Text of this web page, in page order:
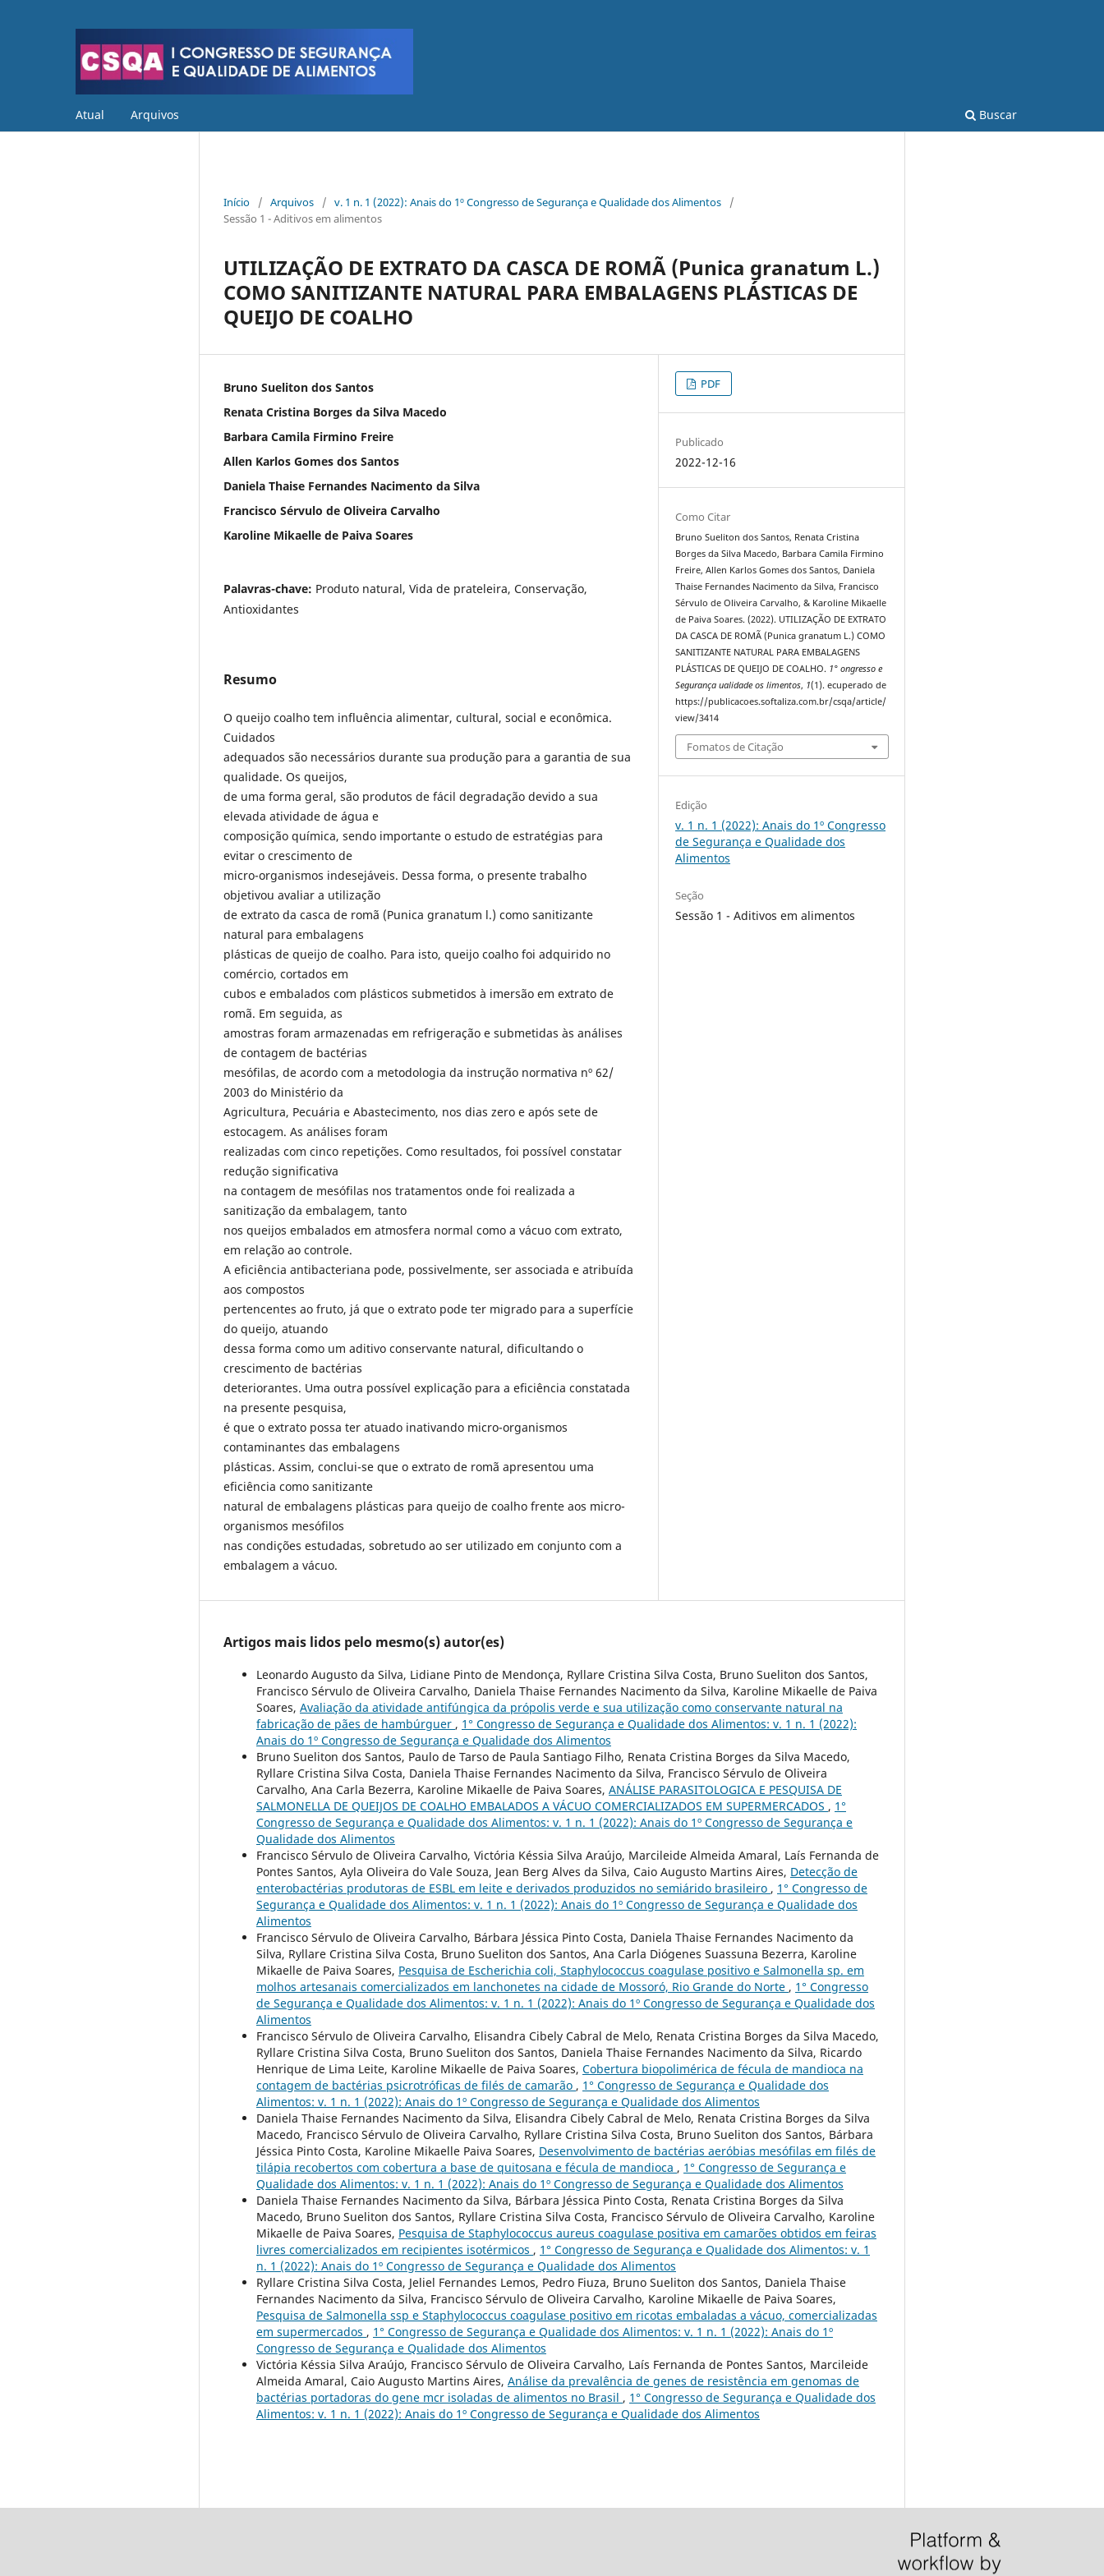
Atual Arquivos Buscar
Início / Arquivos / v. 1 n. 1 (2022): Anais do 1º Congresso de Segurança e Qualidade dos Alimentos
/
Sessão 1 - Aditivos em alimentos
UTILIZAÇÃO DE EXTRATO DA CASCA DE ROMÃ (Punica granatum L.)
COMO SANITIZANTE NATURAL PARA EMBALAGENS PLÁSTICAS DE
QUEIJO DE COALHO
Bruno Sueliton dos Santos
Renata Cristina Borges da Silva Macedo
Barbara Camila Firmino Freire
Allen Karlos Gomes dos Santos
Daniela Thaise Fernandes Nacimento da Silva
Francisco Sérvulo de Oliveira Carvalho
Karoline Mikaelle de Paiva Soares
Palavras-chave: Produto natural, Vida de prateleira, Conservação,
Antioxidantes
Resumo
O queijo coalho tem influência alimentar, cultural, social e econômica.
Cuidados
adequados são necessários durante sua produção para a garantia de sua
qualidade. Os queijos,
de uma forma geral, são produtos de fácil degradação devido a sua
elevada atividade de água e
composição química, sendo importante o estudo de estratégias para
evitar o crescimento de
micro-organismos indesejáveis. Dessa forma, o presente trabalho
objetivou avaliar a utilização
de extrato da casca de romã (Punica granatum l.) como sanitizante
natural para embalagens
plásticas de queijo de coalho. Para isto, queijo coalho foi adquirido no
comércio, cortados em
cubos e embalados com plásticos submetidos à imersão em extrato de
romã. Em seguida, as
amostras foram armazenadas em refrigeração e submetidas às análises
de contagem de bactérias
mesófilas, de acordo com a metodologia da instrução normativa nº 62/
2003 do Ministério da
Agricultura, Pecuária e Abastecimento, nos dias zero e após sete de
estocagem. As análises foram
realizadas com cinco repetições. Como resultados, foi possível constatar
redução significativa
na contagem de mesófilas nos tratamentos onde foi realizada a
sanitização da embalagem, tanto
nos queijos embalados em atmosfera normal como a vácuo com extrato,
em relação ao controle.
A eficiência antibacteriana pode, possivelmente, ser associada e atribuída
aos compostos
pertencentes ao fruto, já que o extrato pode ter migrado para a superfície
do queijo, atuando
dessa forma como um aditivo conservante natural, dificultando o
crescimento de bactérias
deteriorantes. Uma outra possível explicação para a eficiência constatada
na presente pesquisa,
é que o extrato possa ter atuado inativando micro-organismos
contaminantes das embalagens
plásticas. Assim, conclui-se que o extrato de romã apresentou uma
eficiência como sanitizante
natural de embalagens plásticas para queijo de coalho frente aos micro-
organismos mesófilos
nas condições estudadas, sobretudo ao ser utilizado em conjunto com a
embalagem a vácuo.
PDF
Publicado
2022-12-16
Como Citar
Bruno Sueliton dos Santos, Renata Cristina
Borges da Silva Macedo, Barbara Camila Firmino
Freire, Allen Karlos Gomes dos Santos, Daniela
Thaise Fernandes Nacimento da Silva, Francisco
Sérvulo de Oliveira Carvalho, & Karoline Mikaelle
de Paiva Soares. (2022). UTILIZAÇÃO DE EXTRATO
DA CASCA DE ROMÃ (Punica granatum L.) COMO
SANITIZANTE NATURAL PARA EMBALAGENS
PLÁSTICAS DE QUEIJO DE COALHO. 1° ongresso e
Segurança ualidade os limentos, 1(1). ecuperado de
https://publicacoes.softaliza.com.br/csqa/article/
view/3414
Fomatos de Citação
Edição
v. 1 n. 1 (2022): Anais do 1º Congresso
de Segurança e Qualidade dos
Alimentos
Seção
Sessão 1 - Aditivos em alimentos
Artigos mais lidos pelo mesmo(s) autor(es)
Leonardo Augusto da Silva, Lidiane Pinto de Mendonça, Ryllare Cristina Silva Costa, Bruno Sueliton dos Santos,
Francisco Sérvulo de Oliveira Carvalho, Daniela Thaise Fernandes Nacimento da Silva, Karoline Mikaelle de Paiva
Soares, Avaliação da atividade antifúngica da própolis verde e sua utilização como conservante natural na
fabricação de pães de hambúrguer , 1° Congresso de Segurança e Qualidade dos Alimentos: v. 1 n. 1 (2022):
Anais do 1º Congresso de Segurança e Qualidade dos Alimentos
Bruno Sueliton dos Santos, Paulo de Tarso de Paula Santiago Filho, Renata Cristina Borges da Silva Macedo,
Ryllare Cristina Silva Costa, Daniela Thaise Fernandes Nacimento da Silva, Francisco Sérvulo de Oliveira
Carvalho, Ana Carla Bezerra, Karoline Mikaelle de Paiva Soares, ANÁLISE PARASITOLOGICA E PESQUISA DE
SALMONELLA DE QUEIJOS DE COALHO EMBALADOS A VÁCUO COMERCIALIZADOS EM SUPERMERCADOS , 1°
Congresso de Segurança e Qualidade dos Alimentos: v. 1 n. 1 (2022): Anais do 1º Congresso de Segurança e
Qualidade dos Alimentos
Francisco Sérvulo de Oliveira Carvalho, Victória Késsia Silva Araújo, Marcileide Almeida Amaral, Laís Fernanda de
Pontes Santos, Ayla Oliveira do Vale Souza, Jean Berg Alves da Silva, Caio Augusto Martins Aires, Detecção de
enterobactérias produtoras de ESBL em leite e derivados produzidos no semiárido brasileiro , 1° Congresso de
Segurança e Qualidade dos Alimentos: v. 1 n. 1 (2022): Anais do 1º Congresso de Segurança e Qualidade dos
Alimentos
Francisco Sérvulo de Oliveira Carvalho, Bárbara Jéssica Pinto Costa, Daniela Thaise Fernandes Nacimento da
Silva, Ryllare Cristina Silva Costa, Bruno Sueliton dos Santos, Ana Carla Diógenes Suassuna Bezerra, Karoline
Mikaelle de Paiva Soares, Pesquisa de Escherichia coli, Staphylococcus coagulase positivo e Salmonella sp. em
molhos artesanais comercializados em lanchonetes na cidade de Mossoró, Rio Grande do Norte , 1° Congresso
de Segurança e Qualidade dos Alimentos: v. 1 n. 1 (2022): Anais do 1º Congresso de Segurança e Qualidade dos
Alimentos
Francisco Sérvulo de Oliveira Carvalho, Elisandra Cibely Cabral de Melo, Renata Cristina Borges da Silva Macedo,
Ryllare Cristina Silva Costa, Bruno Sueliton dos Santos, Daniela Thaise Fernandes Nacimento da Silva, Ricardo
Henrique de Lima Leite, Karoline Mikaelle de Paiva Soares, Cobertura biopolimérica de fécula de mandioca na
contagem de bactérias psicrotróficas de filés de camarão , 1° Congresso de Segurança e Qualidade dos
Alimentos: v. 1 n. 1 (2022): Anais do 1º Congresso de Segurança e Qualidade dos Alimentos
Daniela Thaise Fernandes Nacimento da Silva, Elisandra Cibely Cabral de Melo, Renata Cristina Borges da Silva
Macedo, Francisco Sérvulo de Oliveira Carvalho, Ryllare Cristina Silva Costa, Bruno Sueliton dos Santos, Bárbara
Jéssica Pinto Costa, Karoline Mikaelle Paiva Soares, Desenvolvimento de bactérias aeróbias mesófilas em filés de
tilápia recobertos com cobertura a base de quitosana e fécula de mandioca , 1° Congresso de Segurança e
Qualidade dos Alimentos: v. 1 n. 1 (2022): Anais do 1º Congresso de Segurança e Qualidade dos Alimentos
Daniela Thaise Fernandes Nacimento da Silva, Bárbara Jéssica Pinto Costa, Renata Cristina Borges da Silva
Macedo, Bruno Sueliton dos Santos, Ryllare Cristina Silva Costa, Francisco Sérvulo de Oliveira Carvalho, Karoline
Mikaelle de Paiva Soares, Pesquisa de Staphylococcus aureus coagulase positiva em camarões obtidos em feiras
livres comercializados em recipientes isotérmicos , 1° Congresso de Segurança e Qualidade dos Alimentos: v. 1
n. 1 (2022): Anais do 1º Congresso de Segurança e Qualidade dos Alimentos
Ryllare Cristina Silva Costa, Jeliel Fernandes Lemos, Pedro Fiuza, Bruno Sueliton dos Santos, Daniela Thaise
Fernandes Nacimento da Silva, Francisco Sérvulo de Oliveira Carvalho, Karoline Mikaelle de Paiva Soares,
Pesquisa de Salmonella ssp e Staphylococcus coagulase positivo em ricotas embaladas a vácuo, comercializadas
em supermercados , 1° Congresso de Segurança e Qualidade dos Alimentos: v. 1 n. 1 (2022): Anais do 1º
Congresso de Segurança e Qualidade dos Alimentos
Victória Késsia Silva Araújo, Francisco Sérvulo de Oliveira Carvalho, Laís Fernanda de Pontes Santos, Marcileide
Almeida Amaral, Caio Augusto Martins Aires, Análise da prevalência de genes de resistência em genomas de
bactérias portadoras do gene mcr isoladas de alimentos no Brasil , 1° Congresso de Segurança e Qualidade dos
Alimentos: v. 1 n. 1 (2022): Anais do 1º Congresso de Segurança e Qualidade dos Alimentos